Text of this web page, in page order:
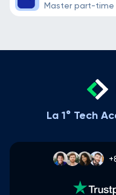
Master part-time
La 1° Tech